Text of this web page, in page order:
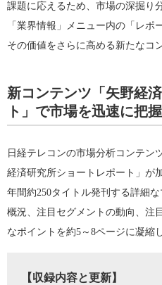
課題に応えるため、市場の深掘り
「業界情報」メニュー内の「レポ
その価値をさらに高める新たなコ
新コンテンツ「矢野経
ト」で市場を迅速に把
日経テレコンの市場分析コンテン
経済研究所ショートレポート」が
年間約250タイトル発刊する詳細
概況、注目セグメントの動向、注
なポイントを約5～8ページに凝縮
【収録内容と更新】